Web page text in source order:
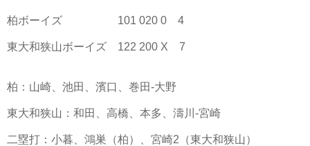
柏ボーイズ 101 020 0 4
東大和狭山ボーイズ 122 200 X 7
柏：山崎、池田、濱口、巻田-大野
東大和狭山：和田、高橋、本多、濤川-宮崎
二塁打：小暮、鴻巣（柏）、宮崎2（東大和狭山）